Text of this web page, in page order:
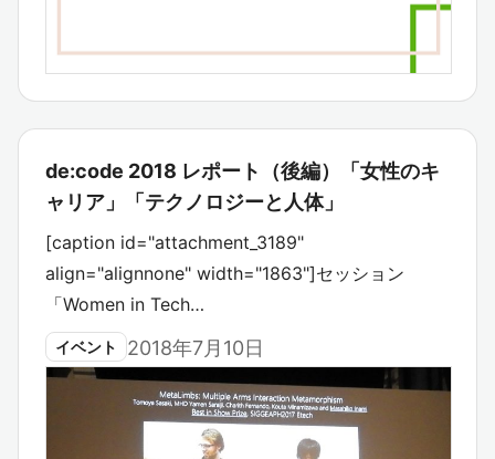
de:code 2018 レポート（後編）「女性のキ
ャリア」「テクノロジーと人体」
[caption id="attachment_3189"
align="alignnone" width="1863"]セッション
「Women in Tech…
イベント 2018年7月10日